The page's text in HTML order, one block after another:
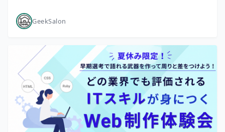
GeekSalon